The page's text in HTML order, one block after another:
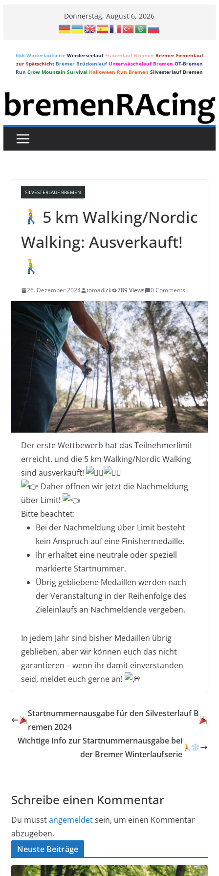
Donnerstag, August 6, 2026
hkk-Winterlaufserie Werderseelauf Frauenlauf Bremen Bremer Firmenlauf
zur Spätschicht Bremer Brückenlauf Unterwäschelauf Bremen OT-Bremen
Run Crow Mountain Survival Halloween Run Bremen Silvesterlauf Bremen
SILVESTERLAUF BREMEN
5 km Walking/Nordic
Walking: Ausverkauft!
26. Dezember 2024 tomadick 789 Views 0 Comments
Der erste Wettbewerb hat das Teilnehmerlimit
erreicht, und die 5 km Walking/Nordic Walking
sind ausverkauft!
Daher öffnen wir jetzt die Nachmeldung
über Limit!
Bitte beachtet:
Bei der Nachmeldung über Limit besteht
kein Anspruch auf eine Finishermedaille.
Ihr erhaltet eine neutrale oder speziell
markierte Startnummer.
Übrig gebliebene Medaillen werden nach
der Veranstaltung in der Reihenfolge des
Zieleinlaufs an Nachmeldende vergeben.
In jedem Jahr sind bisher Medaillen übrig
geblieben, aber wir können euch das nicht
garantieren – wenn ihr damit einverstanden
seid, meldet euch gerne an!
Startnummernausgabe für den Silvesterlauf B
remen 2024
Wichtige Info zur Startnummernausgabe bei
der Bremer Winterlaufserie
Schreibe einen Kommentar
Du musstangemeldetsein, um einen Kommentar
abzugeben.
Neuste Beiträge